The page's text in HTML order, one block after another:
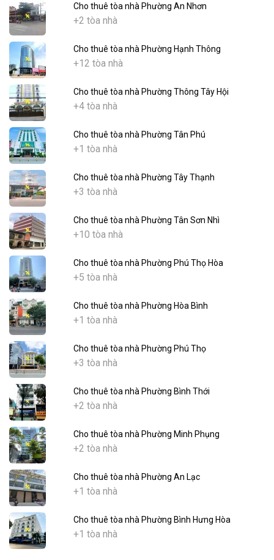
Cho thuê tòa nhà Phường An Nhơn
+2 tòa nhà
Cho thuê tòa nhà Phường Hạnh Thông
+12 tòa nhà
Cho thuê tòa nhà Phường Thông Tây Hội
+4 tòa nhà
Cho thuê tòa nhà Phường Tân Phú
+1 tòa nhà
Cho thuê tòa nhà Phường Tây Thạnh
+3 tòa nhà
Cho thuê tòa nhà Phường Tân Sơn Nhì
+10 tòa nhà
Cho thuê tòa nhà Phường Phú Thọ Hòa
+5 tòa nhà
Cho thuê tòa nhà Phường Hòa Bình
+1 tòa nhà
Cho thuê tòa nhà Phường Phú Thọ
+3 tòa nhà
Cho thuê tòa nhà Phường Bình Thới
+2 tòa nhà
Cho thuê tòa nhà Phường Minh Phụng
+2 tòa nhà
Cho thuê tòa nhà Phường An Lạc
+1 tòa nhà
Cho thuê tòa nhà Phường Bình Hưng Hòa
+1 tòa nhà